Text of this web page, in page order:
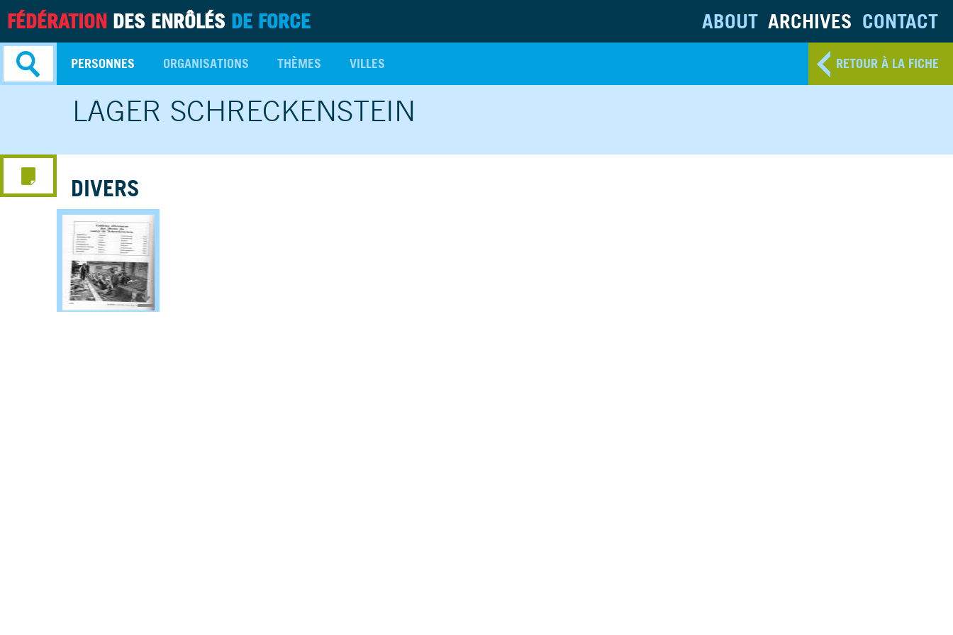
FÉDÉRATION DES ENRÔLÉS DE FORCE ABOUT ARCHIVES CONTACT
PERSONNES ORGANISATIONS THÈMES VILLES RETOUR À LA FICHE
LAGER SCHRECKENSTEIN
DIVERS